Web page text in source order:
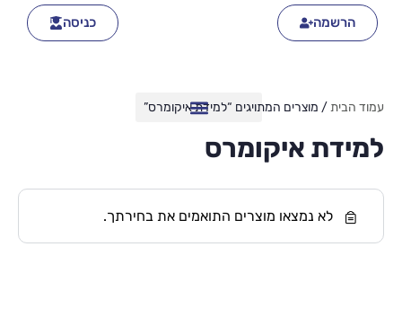
הרשמה כניסה
עמוד הבית/ מוצרים המתויגים “למידת איקומרס”
למידת איקומרס
לא נמצאו מוצרים התואמים את בחירתך.